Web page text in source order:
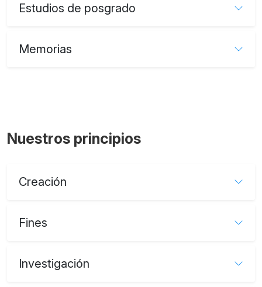
Estudios de posgrado
Memorias
Nuestros principios
Creación
Fines
Investigación